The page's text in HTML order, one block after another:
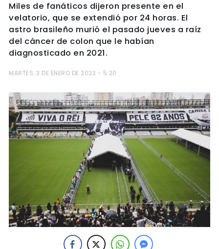
Miles de fanáticos dijeron presente en el
velatorio, que se extendió por 24 horas. El
astro brasileño murió el pasado jueves a raíz
del cáncer de colon que le habían
diagnosticado en 2021.
MARTES, 3 DE ENERO DE 2023 - 5:20